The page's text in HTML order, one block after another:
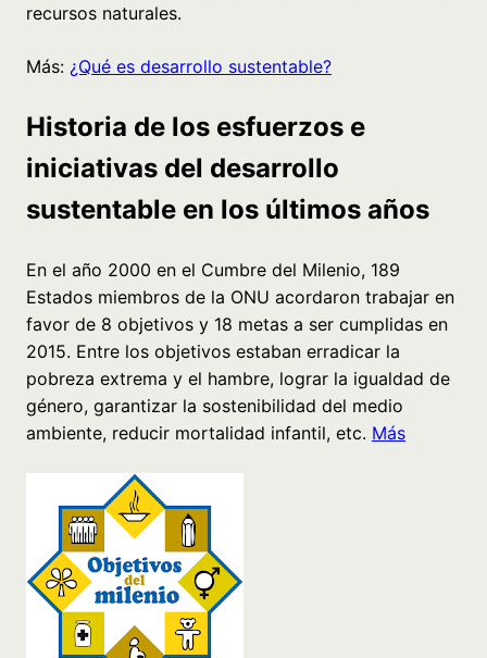
recursos naturales.
Más: ¿Qué es desarrollo sustentable?
Historia de los esfuerzos e
iniciativas del desarrollo
sustentable en los últimos años
En el año 2000 en el Cumbre del Milenio, 189
Estados miembros de la ONU acordaron trabajar en
favor de 8 objetivos y 18 metas a ser cumplidas en
2015. Entre los objetivos estaban erradicar la
pobreza extrema y el hambre, lograr la igualdad de
género, garantizar la sostenibilidad del medio
ambiente, reducir mortalidad infantil, etc. Más